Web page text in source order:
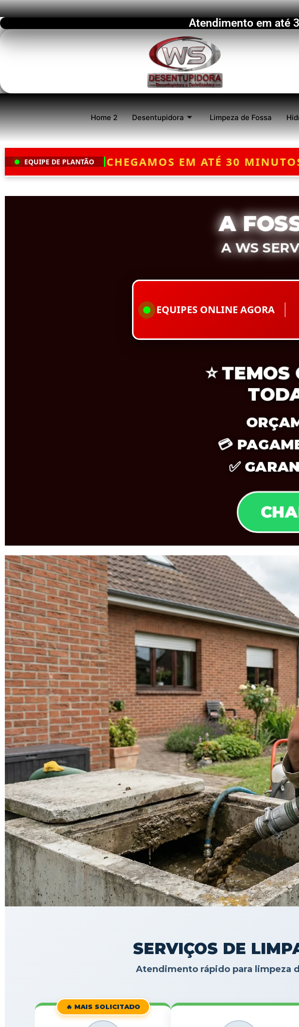
Atendimento em até
Home 2 Desentupidora Limpeza de Fossa
EQUIPE DE PLANTÃO
MINUTOS— ATENDIMENTO 24 HORAS —
A
A WS
EQUIPES ONLINE AGORA
⭐ TEMOS
💳
✅
SERVIÇOS DE
Atendimento rápido para limpeza
🔥 MAIS SOLICITADO